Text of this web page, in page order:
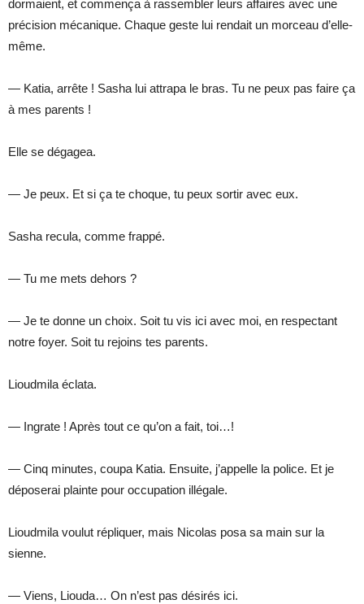
dormaient, et commença à rassembler leurs affaires avec une
précision mécanique. Chaque geste lui rendait un morceau d’elle-
même.
— Katia, arrête ! Sasha lui attrapa le bras. Tu ne peux pas faire ça
à mes parents !
Elle se dégagea.
— Je peux. Et si ça te choque, tu peux sortir avec eux.
Sasha recula, comme frappé.
— Tu me mets dehors ?
— Je te donne un choix. Soit tu vis ici avec moi, en respectant
notre foyer. Soit tu rejoins tes parents.
Lioudmila éclata.
— Ingrate ! Après tout ce qu’on a fait, toi…!
— Cinq minutes, coupa Katia. Ensuite, j’appelle la police. Et je
déposerai plainte pour occupation illégale.
Lioudmila voulut répliquer, mais Nicolas posa sa main sur la
sienne.
— Viens, Liouda… On n’est pas désirés ici.